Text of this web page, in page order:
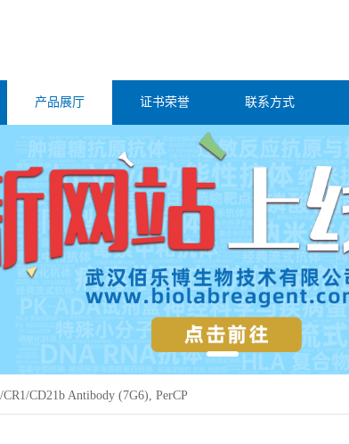
产品展厅 证书荣誉 联系方式
CD21b Antibody (7G6), PerCP